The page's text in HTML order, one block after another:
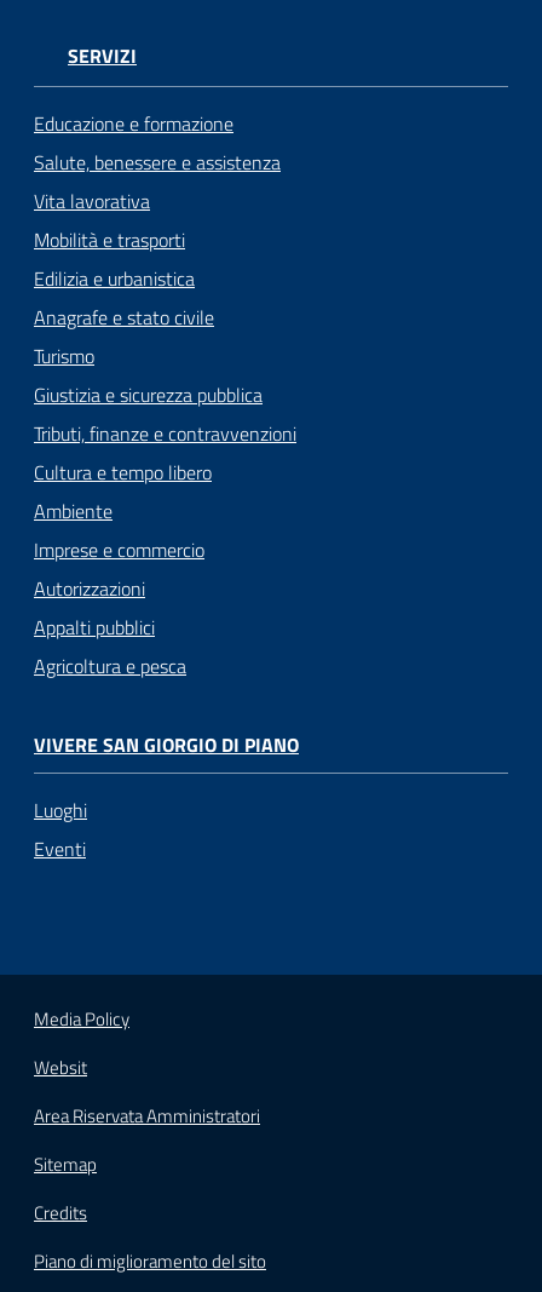
SERVIZI
Educazione e formazione
Salute, benessere e assistenza
Vita lavorativa
Mobilità e trasporti
Edilizia e urbanistica
Anagrafe e stato civile
Turismo
Giustizia e sicurezza pubblica
Tributi, finanze e contravvenzioni
Cultura e tempo libero
Ambiente
Imprese e commercio
Autorizzazioni
Appalti pubblici
Agricoltura e pesca
VIVERE SAN GIORGIO DI PIANO
Luoghi
Eventi
Media Policy
Websit
Area Riservata Amministratori
Sitemap
Credits
Piano di miglioramento del sito